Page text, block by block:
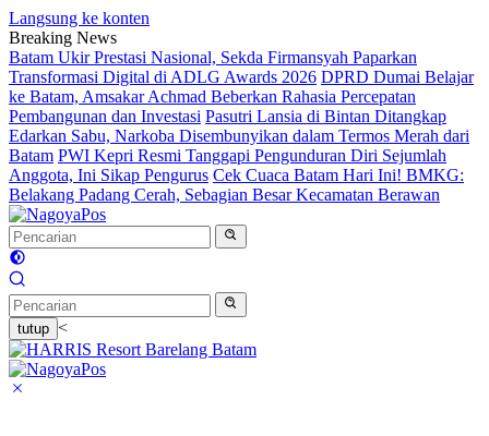
Langsung ke konten
Breaking News
Batam Ukir Prestasi Nasional, Sekda Firmansyah Paparkan
Transformasi Digital di ADLG Awards 2026 DPRD Dumai Belajar
ke Batam, Amsakar Achmad Beberkan Rahasia Percepatan
Pembangunan dan Investasi Pasutri Lansia di Bintan Ditangkap
Edarkan Sabu, Narkoba Disembunyikan dalam Termos Merah dari
Batam PWI Kepri Resmi Tanggapi Pengunduran Diri Sejumlah
Anggota, Ini Sikap Pengurus Cek Cuaca Batam Hari Ini! BMKG:
Belakang Padang Cerah, Sebagian Besar Kecamatan Berawan
tutup <